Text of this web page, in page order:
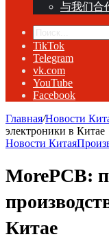
与我们合
TikTok
Telegram
vk.com
YouTube
Facebook
Главная/Новости
электроники в Китае
Новости Китая
MorePCB:
Китае